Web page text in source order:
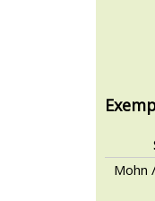
Mohn